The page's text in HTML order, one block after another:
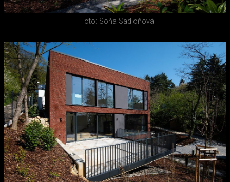
Foto: Soňa Sadloňová